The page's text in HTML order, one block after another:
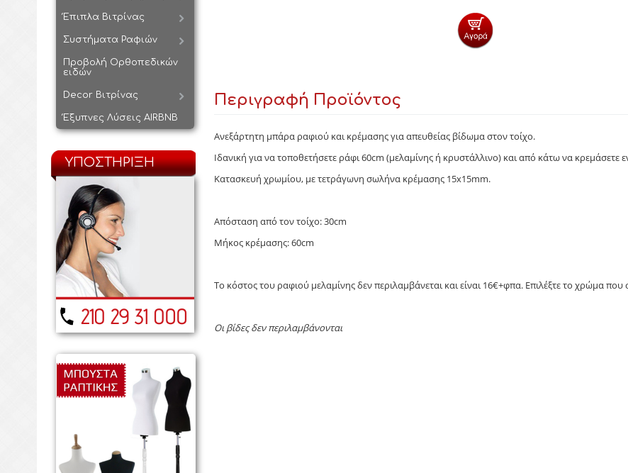
Έπιπλα Βιτρίνας
Συστήματα Ραφιών
Προβολή Ορθοπεδικών
ειδών
Decor Βιτρίνας
Έξυπνες Λύσεις AIRBNB
ΥΠΟΣΤΗΡΙΞΗ
Περιγραφή Προϊόντος
Ανεξάρτητη μπάρα ραφιού και κρέμασης για απευθείας βίδωμα στον τοίχο.
Ιδανική για να τοποθετήσετε ράφι 60cm (μελαμίνης ή κρυστάλλινο) και από κάτω να κρεμάσετε
Κατασκευή χρωμίου, με τετράγωνη σωλήνα κρέμασης 15x15mm.
Απόσταση από τον τοίχο: 30cm
Μήκος κρέμασης: 60cm
Το κόστος του ραφιού μελαμίνης δεν περιλαμβάνεται και είναι 16€+φπα. Επιλέξτε το χρώμα που
Οι βίδες δεν περιλαμβάνονται